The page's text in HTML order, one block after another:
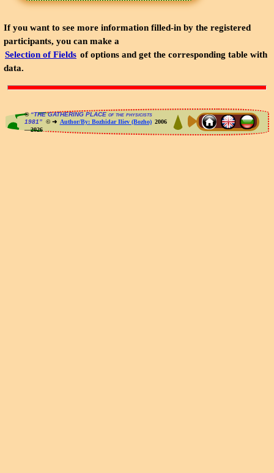
If you want to see more information filled-in by the registered
participants, you can make a
Selection of Fields of options and get the corresponding table with
data.
®“THE GATHERING PLACE of the physicists
1981”© ➜ Author/By: Bozhidar Iliev (Bozho) 2006
—2026